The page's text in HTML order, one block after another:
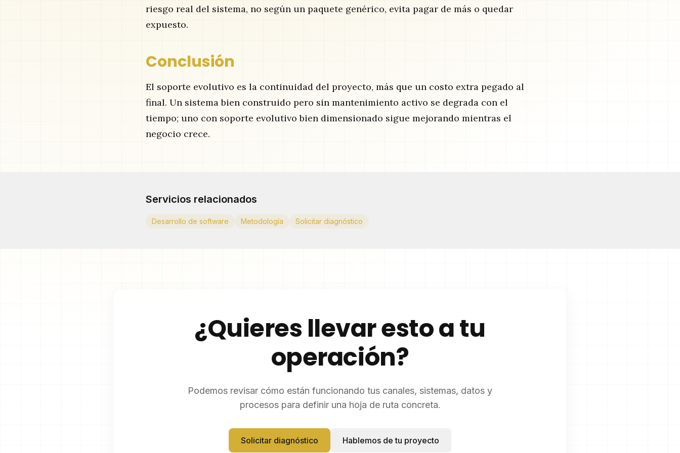
riesgo real del sistema, no según un paquete genérico, evita pagar de más o quedar
expuesto.
Conclusión
El soporte evolutivo es la continuidad del proyecto, más que un costo extra pegado al
final. Un sistema bien construido pero sin mantenimiento activo se degrada con el
tiempo; uno con soporte evolutivo bien dimensionado sigue mejorando mientras el
negocio crece.
Servicios relacionados
Desarrollo de software Metodología Solicitar diagnóstico
¿Quieres llevar esto a tu
operación?
Podemos revisar cómo están funcionando tus canales, sistemas, datos y
procesos para definir una hoja de ruta concreta.
Solicitar diagnóstico Hablemos de tu proyecto